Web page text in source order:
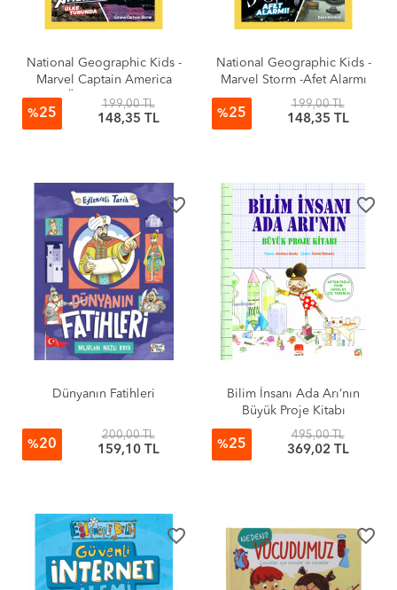
National Geographic Kids -
Marvel Captain America
Ülke Turunda
%25
199,00 TL
148,35 TL
National Geographic Kids -
Marvel Storm -Afet Alarmı
%25
199,00 TL
148,35 TL
favorite_border
Dünyanın Fatihleri
%20
200,00 TL
159,10 TL
favorite_border
Bilim İnsanı Ada Arı’nın
Büyük Proje Kitabı
%25
495,00 TL
369,02 TL
favorite_border favorite_border